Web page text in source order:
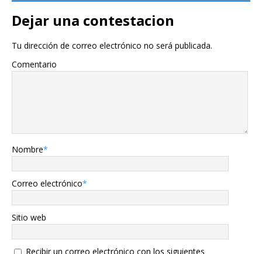
Dejar una contestacion
Tu dirección de correo electrónico no será publicada.
Comentario
Nombre*
Correo electrónico*
Sitio web
Recibir un correo electrónico con los siguientes